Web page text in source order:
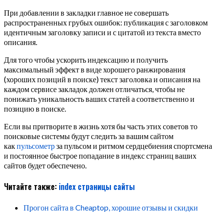
При добавлении в закладки главное не совершать
распространенных грубых ошибок: публикация с заголовком
идентичным заголовку записи и с цитатой из текста вместо
описания.
Для того чтобы ускорить индексацию и получить
максимальный эффект в виде хорошего ранжирования
(хороших позиций в поиске) текст заголовка и описания на
каждом сервисе закладок должен отличаться, чтобы не
понижать уникальность ваших статей а соответственно и
позицию в поиске.
Если вы притворите в жизнь хотя бы часть этих советов то
поисковые системы будут следить за вашим сайтом
какпульсометрза пульсом и ритмом сердцебиения спортсмена
и постоянное быстрое попадание в индекс страниц ваших
сайтов будет обеспечено.
Читайте также: index страницы сайты
Прогон сайта в Cheaptop, хорошие отзывы и скидки